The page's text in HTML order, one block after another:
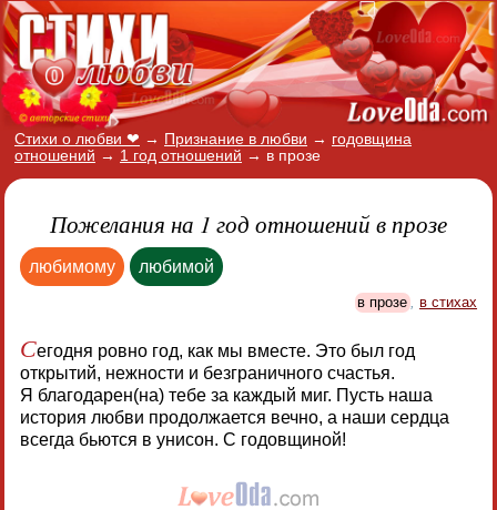
Стихи о любви ❤ → Признание в любви → годовщина
отношений → 1 год отношений → в прозе
Пожелания на 1 год отношений в прозе
любимому любимой
в прозе , в стихах
Сегодня ровно год, как мы вместе. Это был год
открытий, нежности и безграничного счастья.
Я благодарен(на) тебе за каждый миг. Пусть наша
история любви продолжается вечно, а наши сердца
всегда бьются в унисон. С годовщиной!